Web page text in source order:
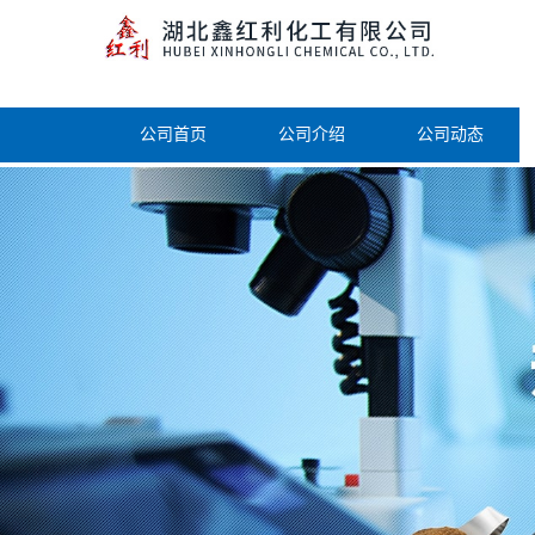
公司首页 公司介绍 公司动态